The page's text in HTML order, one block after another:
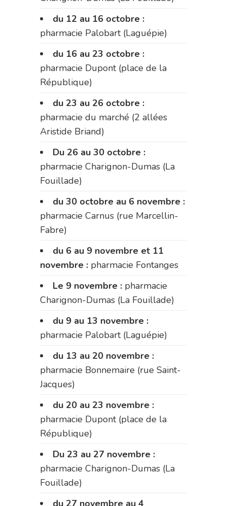
du 12 au 16 octobre :
pharmacie Palobart (Laguépie)
du 16 au 23 octobre :
pharmacie Dupont (place de la
République)
du 23 au 26 octobre :
pharmacie du marché (2 allées
Aristide Briand)
Du 26 au 30 octobre :
pharmacie Charignon-Dumas (La
Fouillade)
du 30 octobre au 6 novembre :
pharmacie Carnus (rue Marcellin-
Fabre)
du 6 au 9 novembre et 11
novembre : pharmacie Fontanges
Le 9 novembre : pharmacie
Charignon-Dumas (La Fouillade)
du 9 au 13 novembre :
pharmacie Palobart (Laguépie)
du 13 au 20 novembre :
pharmacie Bonnemaire (rue Saint-
Jacques)
du 20 au 23 novembre :
pharmacie Dupont (place de la
République)
Du 23 au 27 novembre :
pharmacie Charignon-Dumas (La
Fouillade)
du 27 novembre au 4